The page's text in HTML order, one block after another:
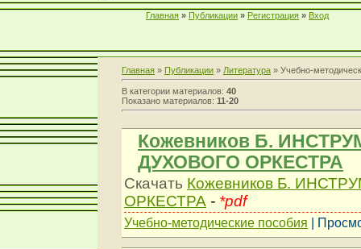
Главная » Публикации » Регистрация » Вход
Главная » Публикации » Литература » Учебно-
В категории материалов: 40
Показано материалов: 11-20
Кожевников Б.
ДУХОВОГО ОРКЕСТРА
Скачать Кожевников Б.
ОРКЕСТРА - *pdf
Учебно-методические пособия |